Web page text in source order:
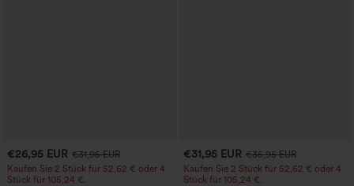
€26,95 EUR €31,95 EUR
Kaufen Sie 2 Stück für 52,62 € oder 4
Stück für 105,24 €.
€31,95 EUR €35,95 EUR
Kaufen Sie 2 Stück für 52,62 € oder 4
Stück für 105,24 €.